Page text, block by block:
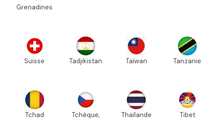
Grenadines
Suisse Tadjikistan Taïwan Tanzanie
Tchad
Tchèque,
Thaïlande Tibet